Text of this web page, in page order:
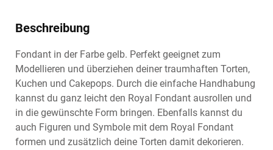
Beschreibung
Fondant in der Farbe gelb. Perfekt geeignet zum
Modellieren und überziehen deiner traumhaften Torten,
Kuchen und Cakepops. Durch die einfache Handhabung
kannst du ganz leicht den Royal Fondant ausrollen und
in die gewünschte Form bringen. Ebenfalls kannst du
auch Figuren und Symbole mit dem Royal Fondant
formen und zusätzlich deine Torten damit dekorieren.